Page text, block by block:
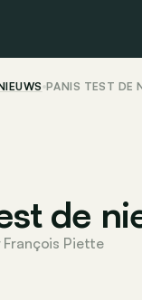
PANIS TEST DE
de
François Piette